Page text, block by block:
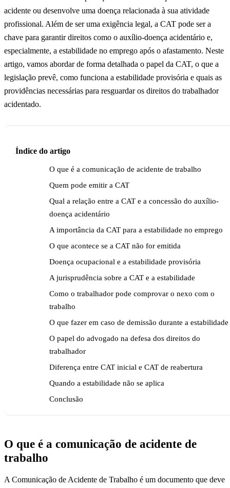
acidente ou desenvolve uma doença relacionada à sua atividade
profissional. Além de ser uma exigência legal, a CAT pode ser a
chave para garantir direitos como o auxílio-doença acidentário e,
especialmente, a estabilidade no emprego após o afastamento. Neste
artigo, vamos abordar de forma detalhada o papel da CAT, o que a
legislação prevê, como funciona a estabilidade provisória e quais as
providências necessárias para resguardar os direitos do trabalhador
acidentado.
Índice do artigo
O que é a comunicação de acidente de trabalho
Quem pode emitir a CAT
Qual a relação entre a CAT e a concessão do auxílio-
doença acidentário
A importância da CAT para a estabilidade no emprego
O que acontece se a CAT não for emitida
Doença ocupacional e a estabilidade provisória
A jurisprudência sobre a CAT e a estabilidade
Como o trabalhador pode comprovar o nexo com o
trabalho
O que fazer em caso de demissão durante a estabilidade
O papel do advogado na defesa dos direitos do
trabalhador
Diferença entre CAT inicial e CAT de reabertura
Quando a estabilidade não se aplica
Conclusão
O que é a comunicação de acidente de
trabalho
A Comunicação de Acidente de Trabalho é um documento que deve